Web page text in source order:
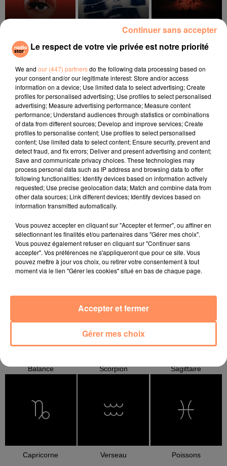
THE WEEKND
In Your Eyes
SEBASTIEN TELLIER,
THE SECOND VOICE
Let Me Be
l'horoscope
Bélier Taureau Gémeaux
Balance Scorpion Sagittaire
Capricorne Verseau Poissons
Le respect de votre vie privée est notre priorité
We and our (447) partnersdo the following data processing based on
your consent and/or our legitimate interest: Store and/or access
information on a device; Use limited data to select advertising; Create
profiles for personalised advertising; Use profiles to select personalised
advertising; Measure advertising performance; Measure content
performance; Understand audiences through statistics or combinations
of data from different sources; Develop and improve services; Create
profiles to personalise content; Use profiles to select personalised
content; Use limited data to select content; Ensure security, prevent and
detect fraud, and fix errors; Deliver and present advertising and content;
Save and communicate privacy choices. These technologies may
process personal data such as IP address and browsing data to offer
following functionalities: Identify devices based on information actively
requested; Use precise geolocation data; Match and combine data from
other data sources; Link different devices; Identify devices based on
information transmitted automatically.
Vous pouvez accepter en cliquant sur "Accepter et fermer", ou affiner en
sélectionnant les finalités et/ou partenaires dans "Gérer mes choix".
Vous pouvez également refuser en cliquant sur "Continuer sans
accepter". Vos préférences ne s'appliqueront que pour ce site. Vous
pouvez mettre à jour vos choix, ou retirer votre consentement à tout
moment via le lien "Gérer les cookies" situé en bas de chaque page.
Gérer mes choix
Accepter et fermer
Continuer sans accepter